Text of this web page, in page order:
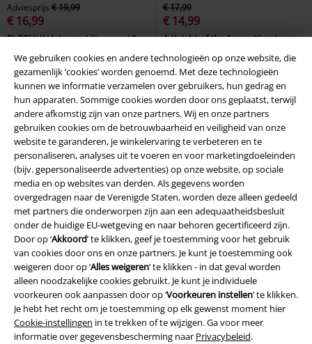
We gebruiken cookies en andere technologieën op onze website, die
gezamenlijk ‘cookies’ worden genoemd. Met deze technologieën
kunnen we informatie verzamelen over gebruikers, hun gedrag en
hun apparaten. Sommige cookies worden door ons geplaatst, terwijl
andere afkomstig zijn van onze partners. Wij en onze partners
gebruiken cookies om de betrouwbaarheid en veiligheid van onze
website te garanderen, je winkelervaring te verbeteren en te
personaliseren, analyses uit te voeren en voor marketingdoeleinden
(bijv. gepersonaliseerde advertenties) op onze website, op sociale
media en op websites van derden. Als gegevens worden
overgedragen naar de Verenigde Staten, worden deze alleen gedeeld
met partners die onderworpen zijn aan een adequaatheidsbesluit
onder de huidige EU-wetgeving en naar behoren gecertificeerd zijn.
Door op ‘Akkoord’ te klikken, geef je toestemming voor het gebruik
van cookies door ons en onze partners. Je kunt je toestemming ook
weigeren door op ‘Alles weigeren’ te klikken - in dat geval worden
alleen noodzakelijke cookies gebruikt. Je kunt je individuele
voorkeuren ook aanpassen door op ‘Voorkeuren instellen’ te klikken.
Je hebt het recht om je toestemming op elk gewenst moment hier
Cookie-instellingen in te trekken of te wijzigen. Ga voor meer
informatie over gegevensbescherming naar Privacybeleid.
Adviesprijs € 19,99
€ 16,99
BLEGHH! Unicorn Slogans
T-
shirt
€ 17,99
€ 14,99
A Knight of the Seven Kingdoms -
Egg vinylfiguur 1899
Game of
Thrones
Funko Pop!